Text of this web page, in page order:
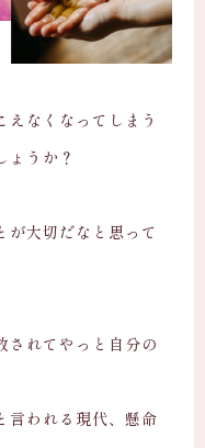
なくなってしまう
ょうか？
が大切だなと思って
されてやっと自分の
言われる現代、懸命